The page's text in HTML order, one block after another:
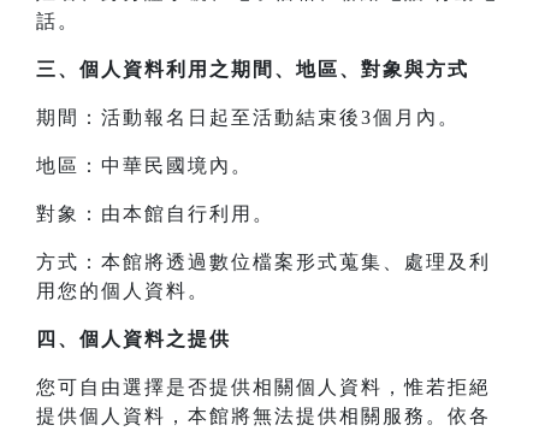
話。
三、 個人資料利用之期間、地區、對象與方式
期間：活動報名日起至活動結束後3個月內。
地區：中華民國境內。
對象：由本館自行利用。
方式：本館將透過數位檔案形式蒐集、處理及利
用您的個人資料。
四、 個人資料之提供
您可自由選擇是否提供相關個人資料，惟若拒絕
提供個人資料，本館將無法提供相關服務。依各